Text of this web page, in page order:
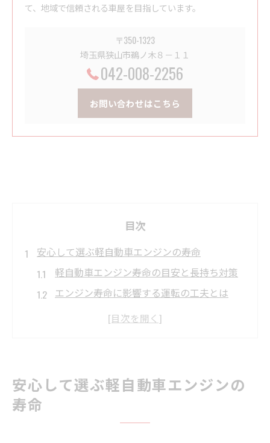
て、地域で信頼される車屋を目指しています。
〒350-1323
埼玉県狭山市鵜ノ木８－１１
042-008-2256
お問い合わせはこちら
目次
安心して選ぶ軽自動車エンジンの寿命
軽自動車エンジン寿命の目安と長持ち対策
エンジン寿命に影響する運転の工夫とは
埼玉県で軽自動車を選ぶ際の注意点
埼玉県で快適に乗るための軽自動車活用術
安心して選ぶ軽自動車エンジンの
寿命